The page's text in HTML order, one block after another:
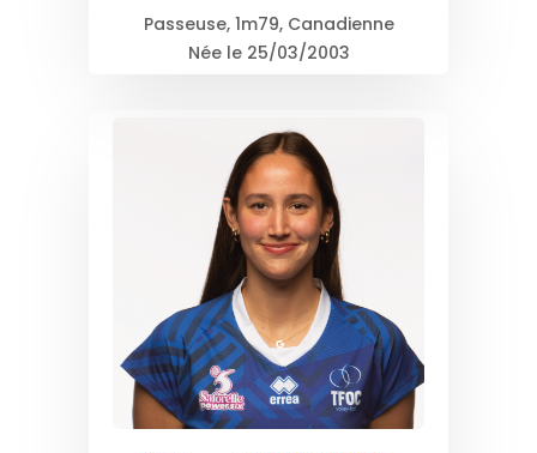
Passeuse, 1m79, Canadienne
Née le 25/03/2003